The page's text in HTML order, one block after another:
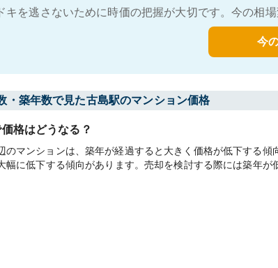
キを逃さないために時価の把握が大切です。今の相
今
・築年数で見た古島駅のマンション価格
格はどうなる？
のマンションは、築年が経過すると大きく価格が低下する
幅に低下する傾向があります。売却を検討する際には築年